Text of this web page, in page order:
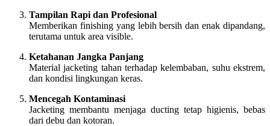
Tampilan Rapi dan Profesional
Memberikan finishing yang lebih bersih dan enak dipandang,
terutama untuk area visible.
Ketahanan Jangka Panjang
Material jacketing tahan terhadap kelembaban, suhu ekstrem,
dan kondisi lingkungan keras.
Mencegah Kontaminasi
Jacketing membantu menjaga ducting tetap higienis, bebas
dari debu dan kotoran.